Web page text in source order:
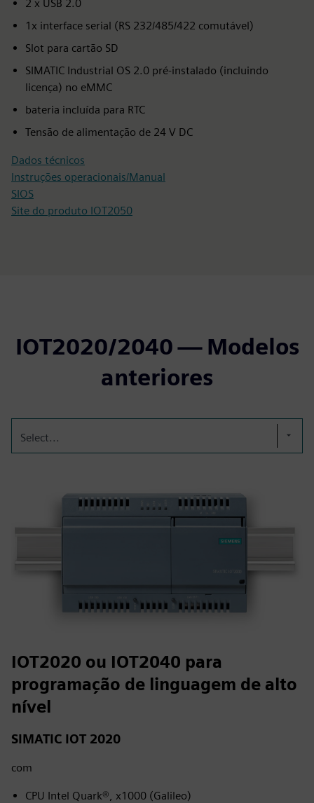
2 x USB 2.0
1x interface serial (RS 232/485/422 comutável)
Slot para cartão SD
SIMATIC Industrial OS 2.0 pré-instalado (incluindo
licença) no eMMC
bateria incluída para RTC
Tensão de alimentação de 24 V DC
Dados técnicos
Instruções operacionais/Manual
SIOS
Site do produto IOT2050
IOT2020/2040 — Modelos
anteriores
Select...
IOT2020 ou IOT2040 para
programação de linguagem de alto
nível
SIMATIC IOT 2020
com
CPU Intel Quark®, x1000 (Galileo)